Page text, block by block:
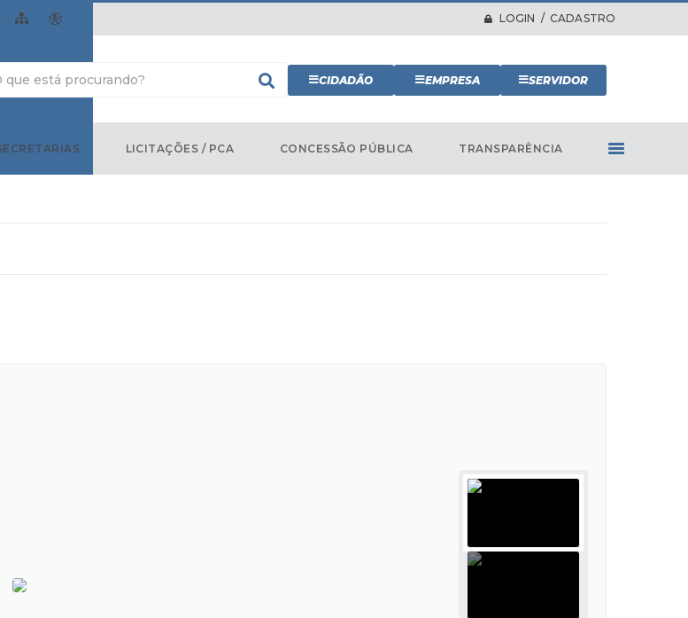
LOGIN / CADASTRO
CIDADÃO EMPRESA SERVIDOR
LICITAÇÕES / PCA CONCESSÃO PÚBLICA TRANSPARÊNCIA